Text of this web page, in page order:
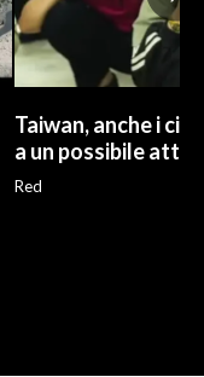
Taiwan, anche i
a un possibile
Red